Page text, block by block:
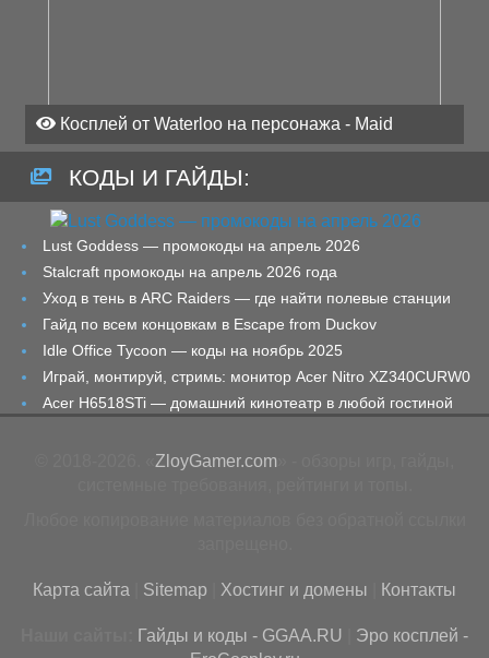
Косплей от Waterloo на персонажа - Maid
КОДЫ И ГАЙДЫ:
Lust Goddess — промокоды на апрель 2026
Stalcraft промокоды на апрель 2026 года
Уход в тень в ARC Raiders — где найти полевые станции
Гайд по всем концовкам в Escape from Duckov
Idle Office Tycoon — коды на ноябрь 2025
Играй, монтируй, стримь: монитор Acer Nitro XZ340CURW0
Acer H6518STi — домашний кинотеатр в любой гостиной
ZloyGamer.com
Карта сайта Sitemap Хостинг и домены Контакты
Гайды и коды - GGAA.RU
Эро косплей -